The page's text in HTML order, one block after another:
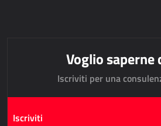
Microsoft Dynamics 365 Buste Paga
Microsoft Dynamics 365 Gestione del Personale
IDC - SOLUZIONI PER L'INTERNET DELLE
Voglio saperne
Iscriviti per una
Iscriviti